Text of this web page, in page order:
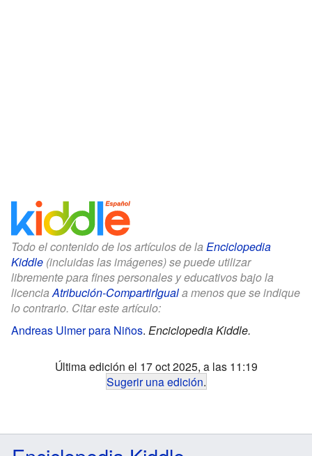
Todo el contenido de los artículos de la Enciclopedia
Kiddle (incluidas las imágenes) se puede utilizar
libremente para fines personales y educativos bajo la
licenciaAtribución-CompartirIguala menos que se indique
lo contrario. Citar este artículo:
Andreas Ulmer para Niños. Enciclopedia Kiddle.
Última edición el 17 oct 2025, a las 11:19
Sugerir una edición.